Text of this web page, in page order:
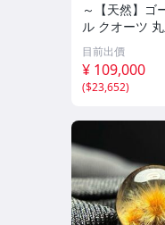
～【天然】ゴ
ル クオーツ
8.5g
目前出價
¥ 109,000
($23,652)